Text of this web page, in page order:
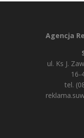
Agencja
ul. Ks J.
16-
tel.